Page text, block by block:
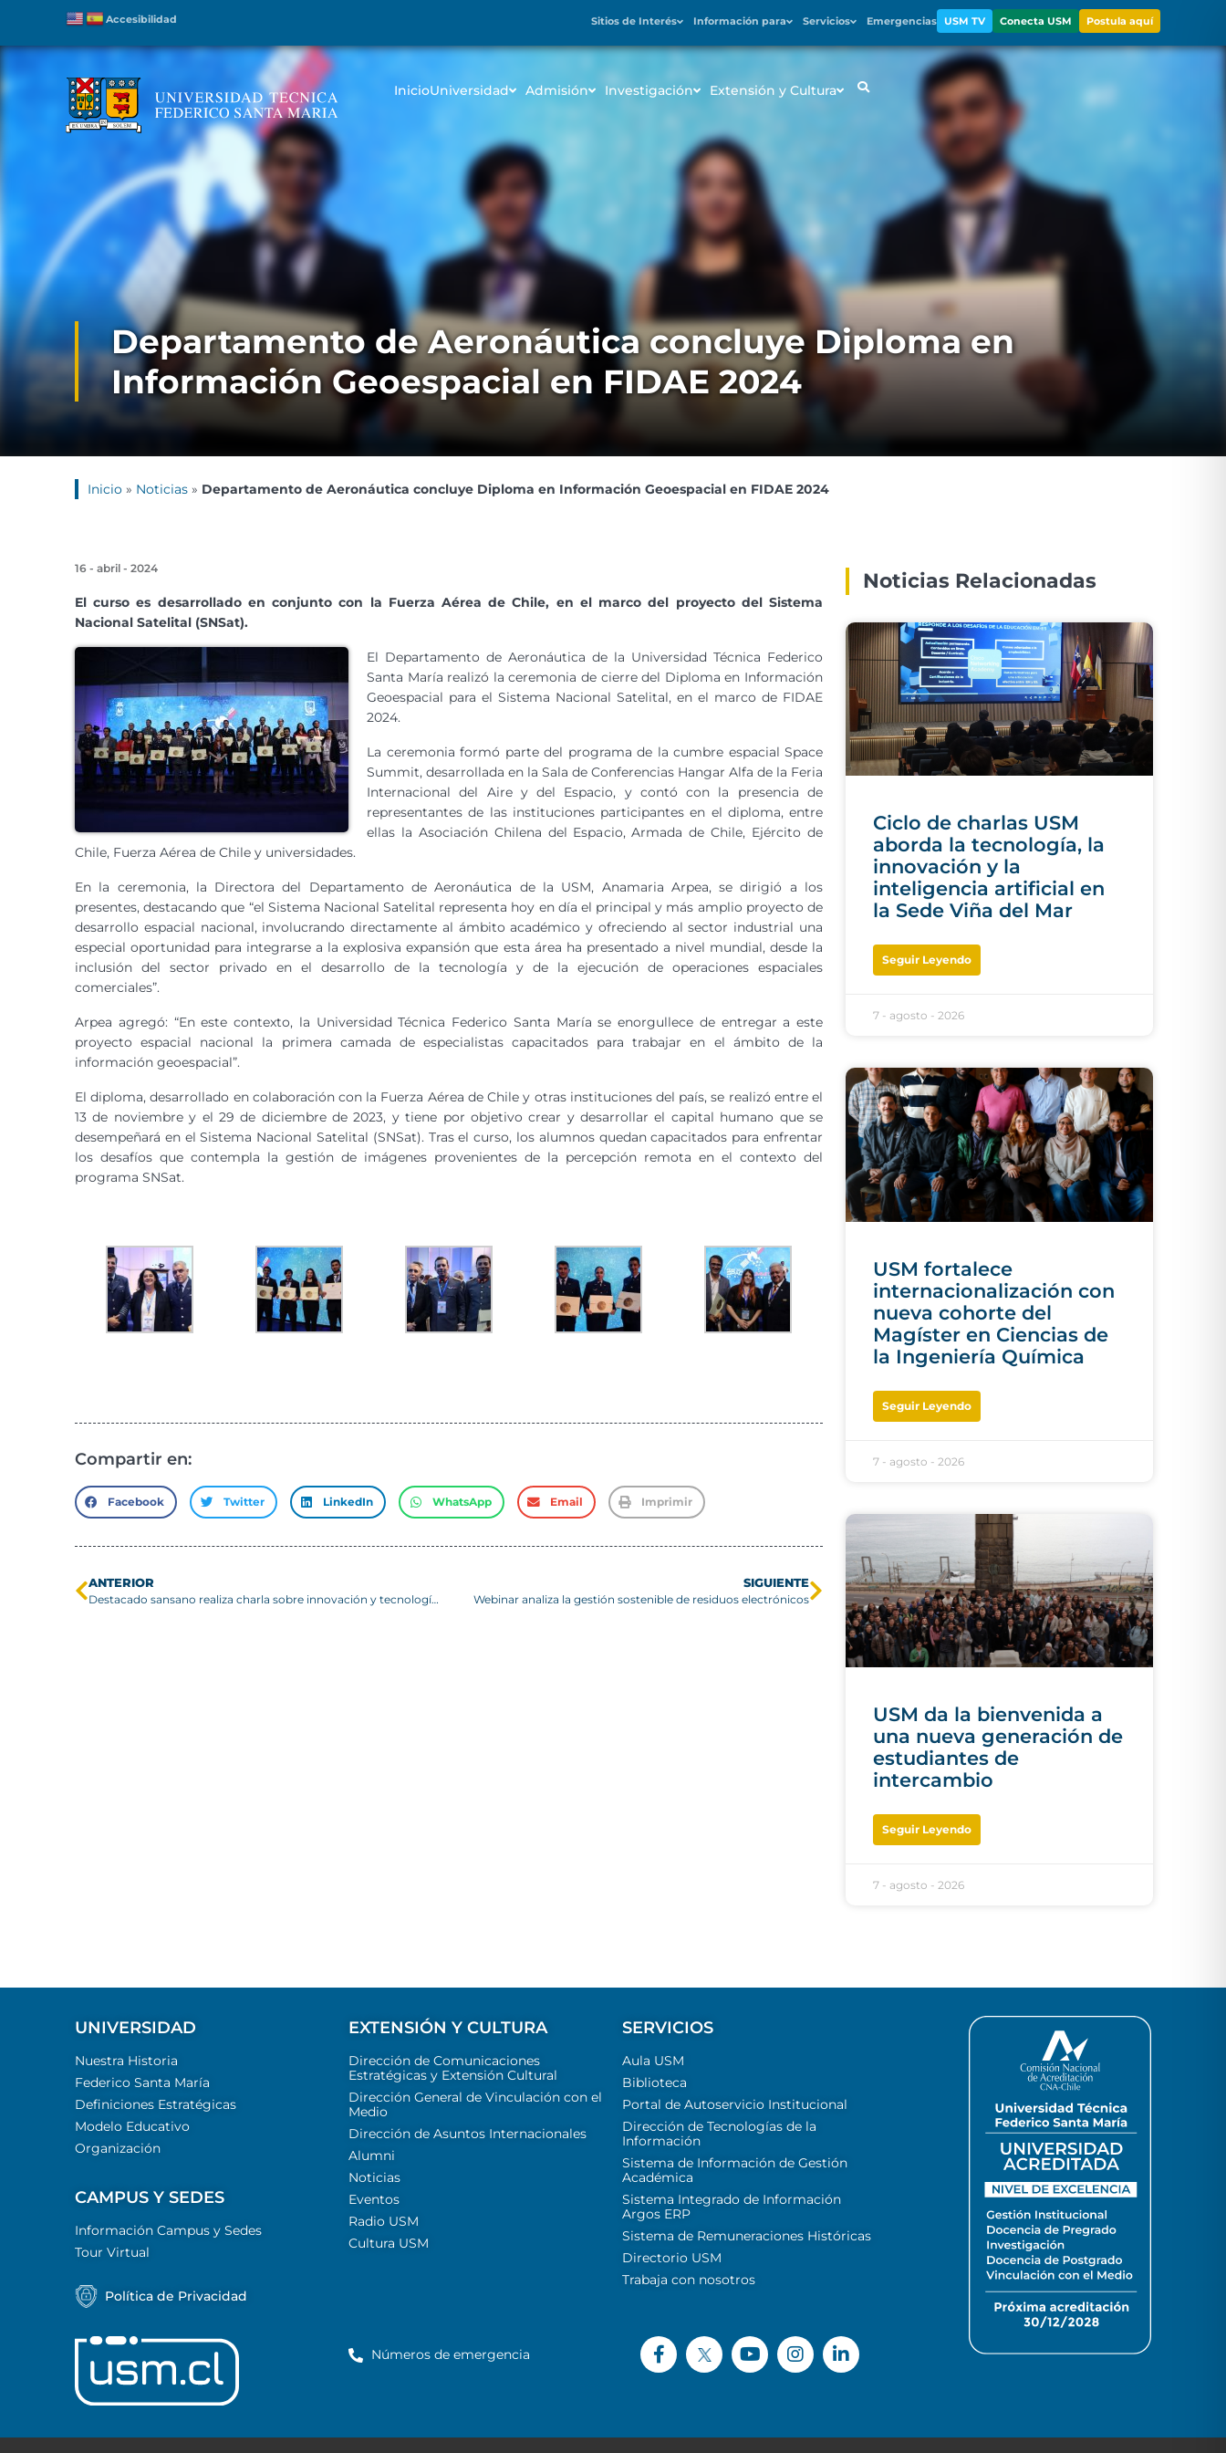
Accesibilidad Sitios de Interés Información para Servicios Emergencias USM TV Conecta USM Postula aquí
InicioUniversidad Admisión Investigación Extensión y Cultura
Departamento de Aeronáutica concluye Diploma en
Información Geoespacial en FIDAE 2024
Inicio » Noticias » Departamento de Aeronáutica concluye Diploma en Información Geoespacial en FIDAE 2024
16 - abril - 2024
El curso es desarrollado en conjunto con la Fuerza Aérea de Chile, en el marco del proyecto del Sistema
Nacional Satelital (SNSat).
El Departamento de Aeronáutica de la Universidad Técnica Federico
Santa María realizó la ceremonia de cierre del Diploma en Información
Geoespacial para el Sistema Nacional Satelital, en el marco de FIDAE
2024.
La ceremonia formó parte del programa de la cumbre espacial Space
Summit, desarrollada en la Sala de Conferencias Hangar Alfa de la Feria
Internacional del Aire y del Espacio, y contó con la presencia de
representantes de las instituciones participantes en el diploma, entre
ellas la Asociación Chilena del Espacio, Armada de Chile, Ejército de
Chile, Fuerza Aérea de Chile y universidades.
En la ceremonia, la Directora del Departamento de Aeronáutica de la USM, Anamaria Arpea, se dirigió a los
presentes, destacando que “el Sistema Nacional Satelital representa hoy en día el principal y más amplio proyecto de
desarrollo espacial nacional, involucrando directamente al ámbito académico y ofreciendo al sector industrial una
especial oportunidad para integrarse a la explosiva expansión que esta área ha presentado a nivel mundial, desde la
inclusión del sector privado en el desarrollo de la tecnología y de la ejecución de operaciones espaciales
comerciales”.
Arpea agregó: “En este contexto, la Universidad Técnica Federico Santa María se enorgullece de entregar a este
proyecto espacial nacional la primera camada de especialistas capacitados para trabajar en el ámbito de la
información geoespacial”.
El diploma, desarrollado en colaboración con la Fuerza Aérea de Chile y otras instituciones del país, se realizó entre el
13 de noviembre y el 29 de diciembre de 2023, y tiene por objetivo crear y desarrollar el capital humano que se
desempeñará en el Sistema Nacional Satelital (SNSat). Tras el curso, los alumnos quedan capacitados para enfrentar
los desafíos que contempla la gestión de imágenes provenientes de la percepción remota en el contexto del
programa SNSat.
Compartir en:
Facebook Twitter LinkedIn WhatsApp Email Imprimir
ANTERIOR
Destacado sansano realiza charla sobre innovación y tecnología médica
SIGUIENTE
Webinar analiza la gestión sostenible de residuos electrónicos
Noticias Relacionadas
Ciclo de charlas USM
aborda la tecnología, la
innovación y la
inteligencia artificial en
la Sede Viña del Mar
Seguir Leyendo
7 - agosto - 2026
USM fortalece
internacionalización con
nueva cohorte del
Magíster en Ciencias de
la Ingeniería Química
Seguir Leyendo
7 - agosto - 2026
USM da la bienvenida a
una nueva generación de
estudiantes de
intercambio
Seguir Leyendo
7 - agosto - 2026
UNIVERSIDAD
Nuestra Historia
Federico Santa María
Definiciones Estratégicas
Modelo Educativo
Organización
CAMPUS Y SEDES
Información Campus y Sedes
Tour Virtual
Política de Privacidad
EXTENSIÓN Y CULTURA
Dirección de Comunicaciones
Estratégicas y Extensión Cultural
Dirección General de Vinculación con el
Medio
Dirección de Asuntos Internacionales
Alumni
Noticias
Eventos
Radio USM
Cultura USM
SERVICIOS
Aula USM
Biblioteca
Portal de Autoservicio Institucional
Dirección de Tecnologías de la
Información
Sistema de Información de Gestión
Académica
Sistema Integrado de Información
Argos ERP
Sistema de Remuneraciones Históricas
Directorio USM
Trabaja con nosotros
Números de emergencia